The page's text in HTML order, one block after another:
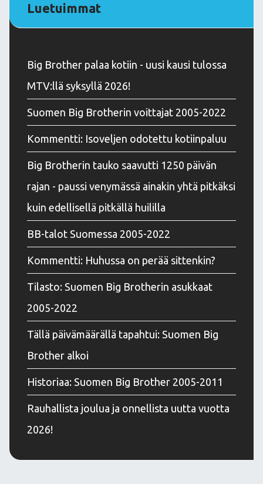
Luetuimmat
Big Brother palaa kotiin - uusi kausi tulossa
MTV:llä syksyllä 2026!
Suomen Big Brotherin voittajat 2005-2022
Kommentti: Isoveljen odotettu kotiinpaluu
Big Brotherin tauko saavutti 1250 päivän
rajan - paussi venymässä ainakin yhtä pitkäksi
kuin edellisellä pitkällä huililla
BB-talot Suomessa 2005-2022
Kommentti: Huhussa on perää sittenkin?
Tilasto: Suomen Big Brotherin asukkaat
2005-2022
Tällä päivämäärällä tapahtui: Suomen Big
Brother alkoi
Historiaa: Suomen Big Brother 2005-2011
Rauhallista joulua ja onnellista uutta vuotta
2026!